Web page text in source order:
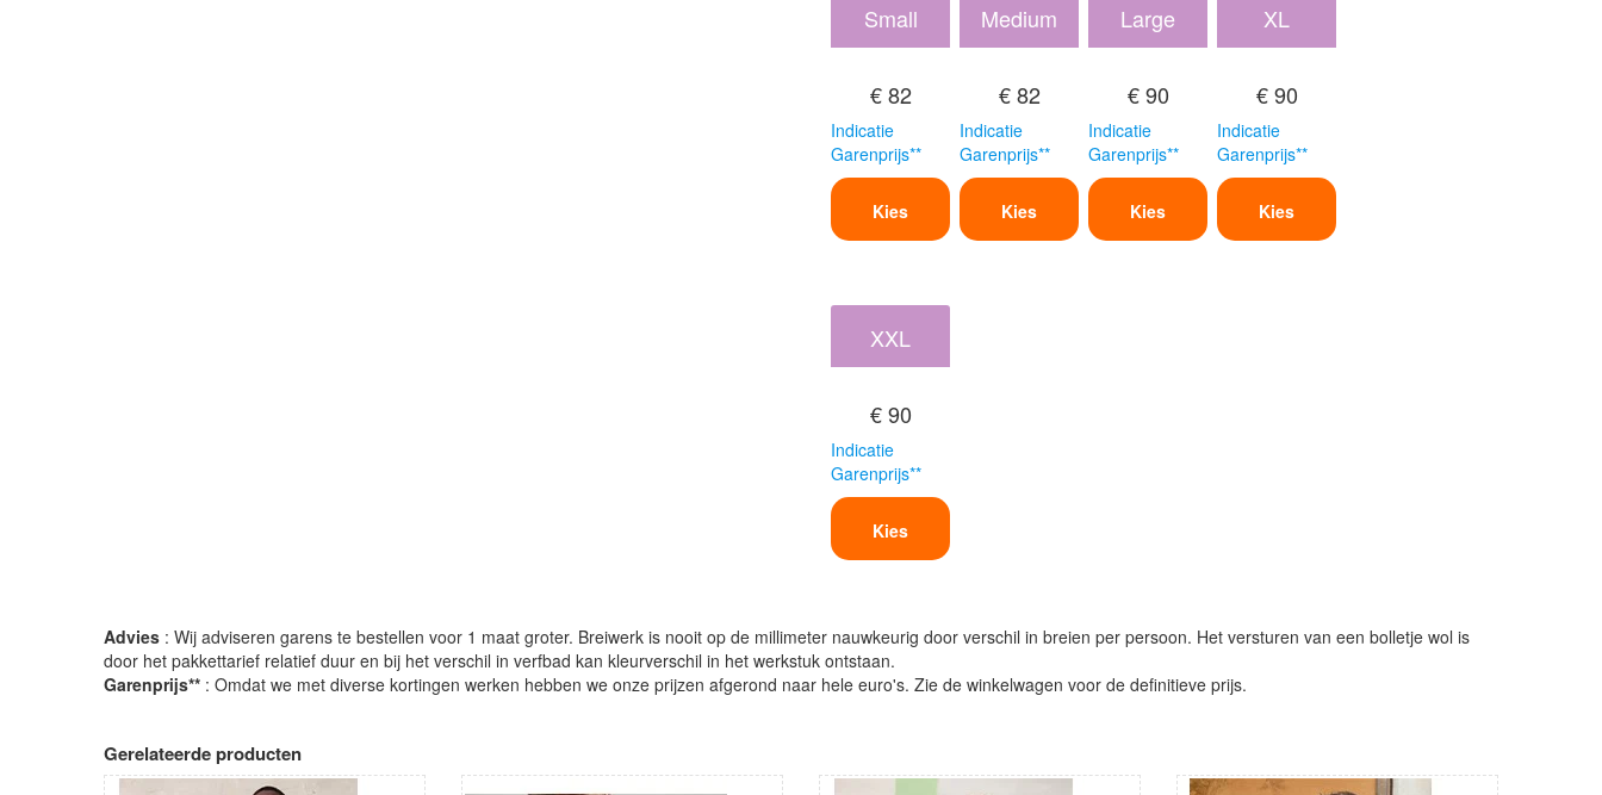
Small
€ 82
Indicatie
Garenprijs**
Kies
Medium
€ 82
Indicatie
Garenprijs**
Kies
Large
€ 90
Indicatie
Garenprijs**
Kies
XL
€ 90
Indicatie
Garenprijs**
Kies
XXL
€ 90
Indicatie
Garenprijs**
Kies
Advies : Wij adviseren garens te bestellen voor 1 maat groter. Breiwerk is nooit op de millimeter nauwkeurig door verschil in breien per persoon. Het versturen van een bolletje wol is
door het pakkettarief relatief duur en bij het verschil in verfbad kan kleurverschil in het werkstuk ontstaan.
Garenprijs** : Omdat we met diverse kortingen werken hebben we onze prijzen afgerond naar hele euro's. Zie de winkelwagen voor de definitieve prijs.
Gerelateerde producten